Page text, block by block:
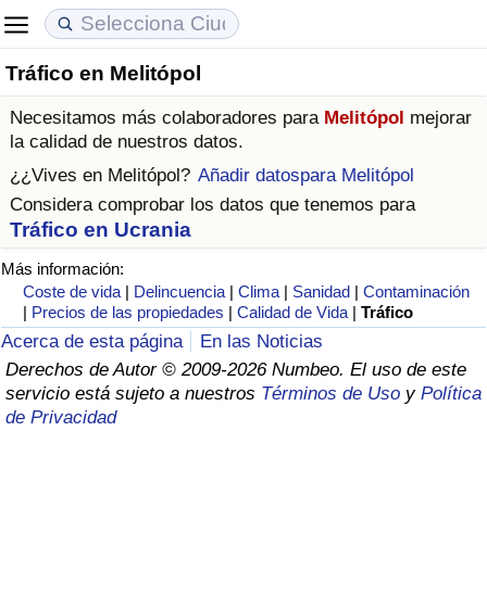
Tráfico en Melitópol
Necesitamos más colaboradores para Melitópol mejorar
la calidad de nuestros datos.
¿¿Vives en Melitópol? Añadir datospara Melitópol
Considera comprobar los datos que tenemos para
Tráfico en Ucrania
Más información:
Coste de vida | Delincuencia |Clima | Sanidad |Contaminación
| Precios de las propiedades |Calidad de Vida |Tráfico
Acerca de esta página
En las Noticias
Derechos de Autor © 2009-2026 Numbeo. El uso de este
servicio está sujeto a nuestros Términos de Uso y Política
de Privacidad
Coste de vida
Índice de Costo de Vida (Actual)
Índice de Costo de Vida
Índice de costo de vida por país
en aqaba
Precios de las propiedades
Índice de Precios de Inmuebles (Actual)
Índice de Precios de Inmuebles
Índice de Precios de Inmuebles por País
Calidad de Vida
Índice de Calidad de Vida
Índice de Calidad de Vida (Actual)
Índice de calidad de vida por país
Delincuencia
Calificación del Índice de Criminalidad
(Actual)